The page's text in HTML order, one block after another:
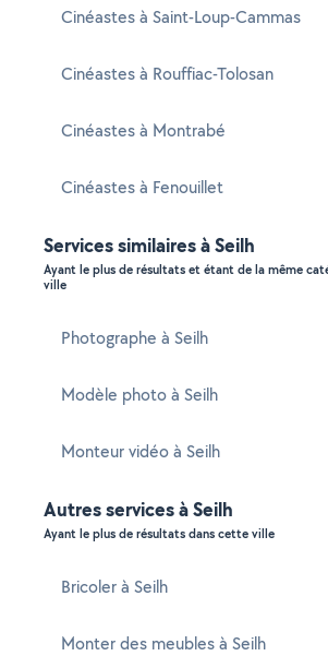
Cinéastes à Saint-Loup-Cammas
Cinéastes à Rouffiac-Tolosan
Cinéastes à Montrabé
Cinéastes à Fenouillet
Services similaires à Seilh
Ayant le plus de résultats et étant de la même
ville
Photographe à Seilh
Modèle photo à Seilh
Monteur vidéo à Seilh
Autres services à Seilh
Ayant le plus de résultats dans cette ville
Bricoler à Seilh
Monter des meubles à Seilh